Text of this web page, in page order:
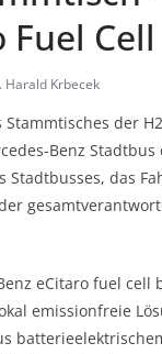
Fuel Cell
Harald Krbecek
Stammtisches der
Benz
Stadtbusses, das
eCitaro fuel
emissionfreie